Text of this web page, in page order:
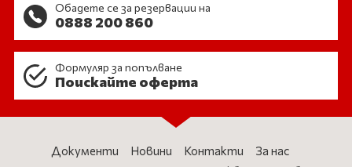
Обадете се за резервации на
0888 200 860
Формуляр за попълване
Поискайте оферта
Документи Новини Контакти
За нас